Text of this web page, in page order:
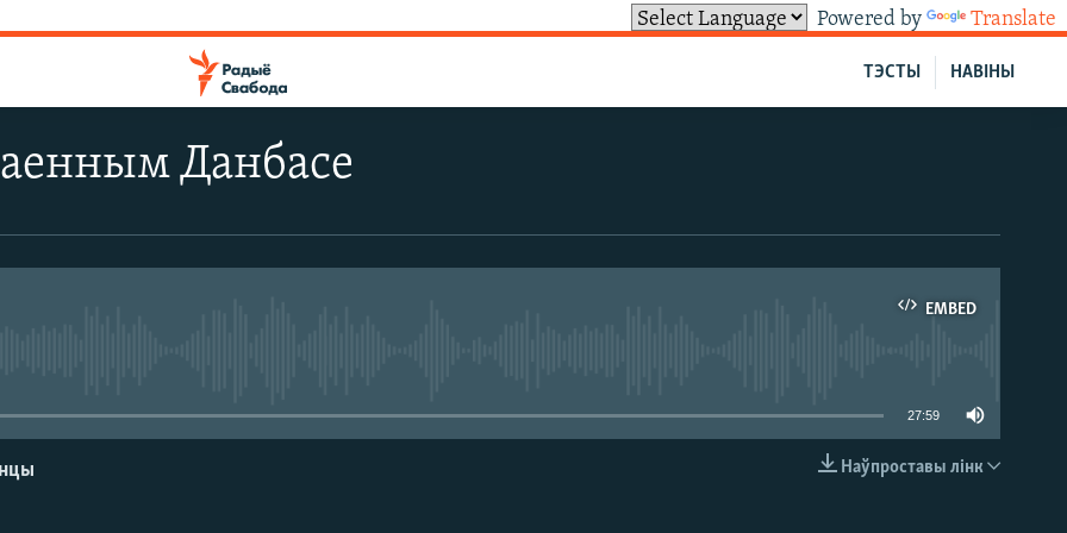
Powered by Translate
НАВІНЫ
ТЭСТЫ
Данбасе
EMBED
27:59
Наўпроставы лінк